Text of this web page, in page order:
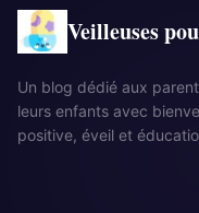
Veilleuses
Un blog dédié aux
leurs enfants avec
positive, éveil et